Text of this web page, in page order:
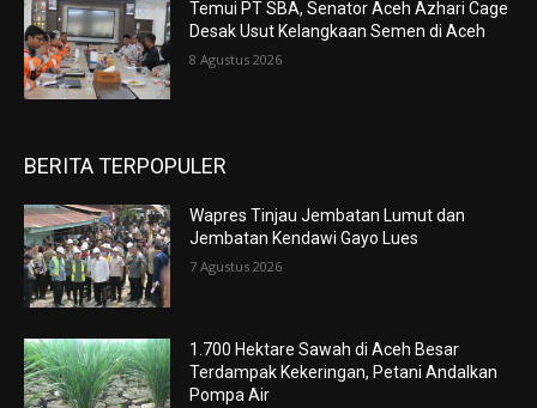
Temui PT SBA, Senator Aceh Azhari Cage
Desak Usut Kelangkaan Semen di Aceh
8 Agustus 2026
BERITA TERPOPULER
Wapres Tinjau Jembatan Lumut dan
Jembatan Kendawi Gayo Lues
7 Agustus 2026
1.700 Hektare Sawah di Aceh Besar
Terdampak Kekeringan, Petani Andalkan
Pompa Air